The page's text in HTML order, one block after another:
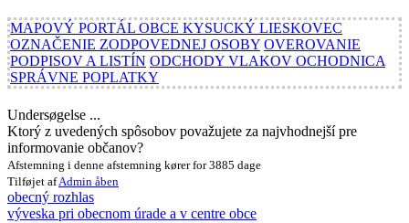
MAPOVÝ PORTÁL OBCE KYSUCKÝ LIESKOVEC
OZNAČENIE ZODPOVEDNEJ OSOBY OVEROVANIE
PODPISOV A LISTÍN ODCHODY VLAKOV OCHODNICA
SPRÁVNE POPLATKY
Undersøgelse ...
Ktorý z uvedených spôsobov považujete za najvhodnejší pre
informovanie občanov?
Afstemning i denne afstemning kører for 3885 dage
Tilføjet afAdmin åben
obecný rozhlas
výveska pri obecnom úrade a v centre obce